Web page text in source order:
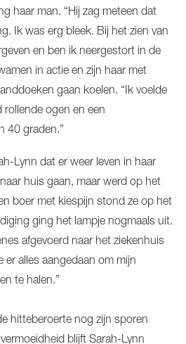
haar man. “Hij zag meteen dat
Ik was erg bleek. Bij het zien van
en ben ik neergestort in de
in actie en zijn haar met
gaan koelen. “Ik voelde
rollende ogen en een
40 graden.”
Lynn dat er weer leven in haar
huis gaan, maar werd op het
boer met kiespijn stond ze op het
ging het lampje nogmaals uit.
afgevoerd naar het ziekenhuis
er alles aangedaan om mijn
te halen.”
hitteberoerte nog zijn sporen
blijft Sarah-Lynn